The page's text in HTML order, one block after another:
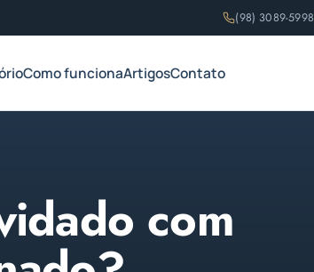
(98) 3089-5998
Como funcionaArtigosContato
com